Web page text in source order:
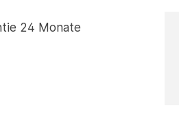
24 Monate